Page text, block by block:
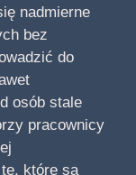
nadmierne
bez
do
osób stale
pracownicy
te, które są